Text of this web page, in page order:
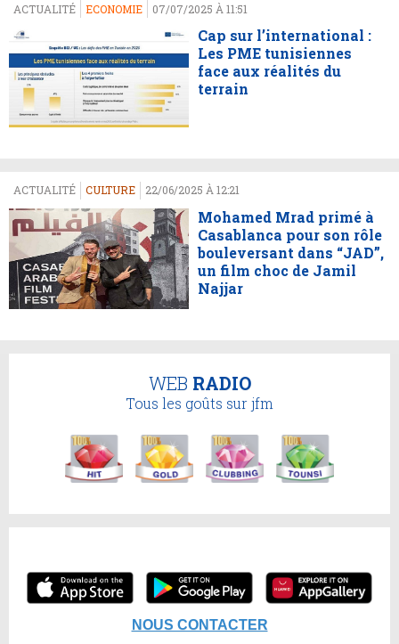
ACTUALITÉ ECONOMIE 07/07/2025 À 11:51
Cap sur l’international :
Les PME tunisiennes
face aux réalités du
terrain
ACTUALITÉ CULTURE 22/06/2025 À 12:21
Mohamed Mrad primé à
Casablanca pour son rôle
bouleversant dans “JAD”,
un film choc de Jamil
Najjar
WEB RADIO
Tous les goûts sur jfm
NOUS CONTACTER